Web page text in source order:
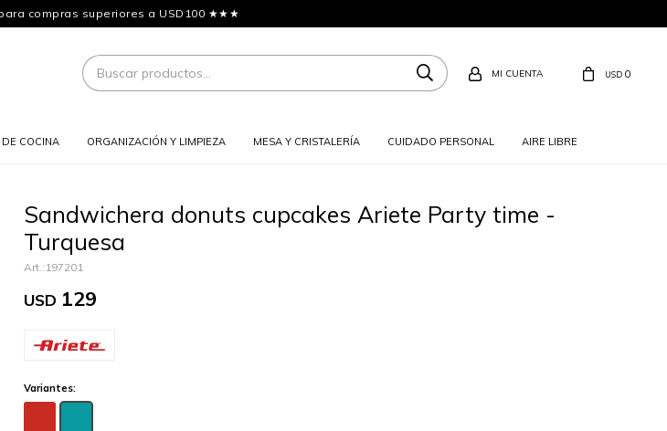
compras superiores a USD100 ★★★
DE COCINA ORGANIZACIÓN Y LIMPIEZA MESA Y CRISTALERÍA CUIDADO PERSONAL AIRE LIBRE
USD 0
Sandwichera donuts cupcakes Ariete Party time -
Turquesa
197201
USD 129
Variantes: